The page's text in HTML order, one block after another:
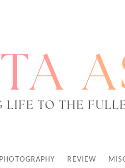
PHOTOGRAPHY REVIEW